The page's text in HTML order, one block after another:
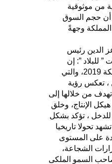
من موثوقية
أن حجم السوق
وجهةً
الدين رئيس
للبلاد ”: إن
الميزانية الجديدة للمملكة 2019، والتي
، تعكس رؤية
، والتي تهدف من خلالها إلى
هيكل الإنتاج، وخلق
، تؤكد بشكل
تحولا تاريخيا
على المستوى
الشجاعة،
صاحب السمو الملكى